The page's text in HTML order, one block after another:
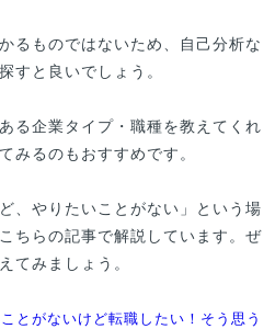
るものではないため、自己分析な
すと良いでしょう。
る企業タイプ・職種を教えてくれ
みるのもおすすめです。
、やりたいことがない」という場
ちらの記事で解説しています。ぜ
てみましょう。
とがないけど転職したい！そう思う